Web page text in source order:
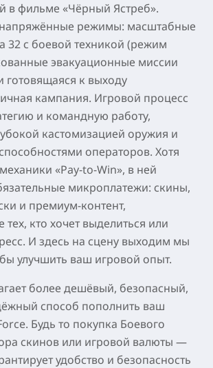
в фильме «Чёрный Ястреб».
режимы: масштабные
32 с боевой техникой (режим
эвакуационные миссии
готовящаяся к выходу
кампания. Игровой процесс
и командную работу,
кастомизацией оружия и
операторов. Хотя
«Pay-to-Win», в ней
микроплатежи: скины,
и премиум-контент,
кто хочет выделиться или
И здесь на сцену выходим мы
улучшить ваш игровой опыт.
более дешёвый, безопасный,
способ пополнить ваш
Будь то покупка Боевого
скинов или игровой валюты —
удобство и безопасность